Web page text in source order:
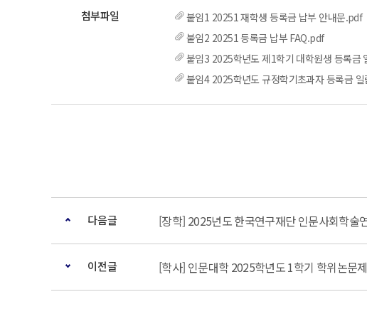
붙임1 20251 재학생 등록금 납부 안내문.pdf
붙임2 20251 등록금 납부 FAQ.pdf
붙임3 2025학년도 제1학기 대학원생 등록금
붙임4 2025학년도 규정학기초과자 등록금
다음글 [장학] 2025년도 한국연구재단 인문사회학술
이전글 [학사] 인문대학 2025학년도 1학기 학위논문